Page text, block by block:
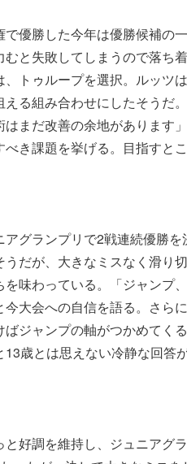
で優勝した今年は優勝候補の
むと失敗してしまうので落ち
、トゥループを選択。ルッツ
える組み合わせにしたそうだ
はまだ改善の余地があります
き課題を挙げる。目指すと
アグランプリで2戦連続優勝
うだが、大きなミスなく滑り
を味わっている。「ジャンプ
今大会への自信を語る。さら
ばジャンプの軸がつかめてく
13歳とは思えない冷静な回答
と好調を維持し、ジュニアグ